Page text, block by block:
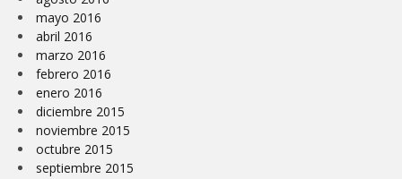
mayo 2016
abril 2016
marzo 2016
febrero 2016
enero 2016
diciembre 2015
noviembre 2015
octubre 2015
septiembre 2015